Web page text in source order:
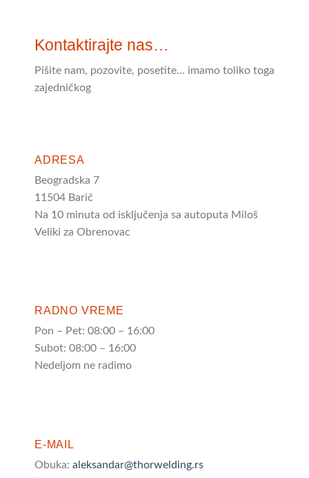
Kontaktirajte nas…
Pišite nam, pozovite, posetite… imamo toliko toga
zajedničkog
ADRESA
Beogradska 7
11504 Barič
Na 10 minuta od isključenja sa autoputa Miloš
Veliki za Obrenovac
RADNO VREME
Pon – Pet: 08:00 – 16:00
Subot: 08:00 – 16:00
Nedeljom ne radimo
E-MAIL
Obuka: aleksandar@thorwelding.rs